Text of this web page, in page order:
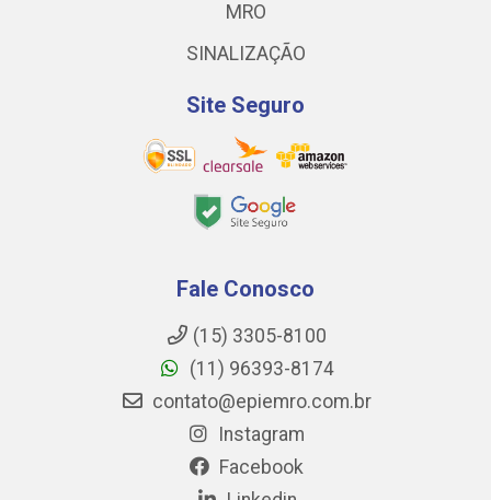
MRO
SINALIZAÇÃO
Site Seguro
Fale Conosco
(15) 3305-8100
(11) 96393-8174
contato@epiemro.com.br
Instagram
Facebook